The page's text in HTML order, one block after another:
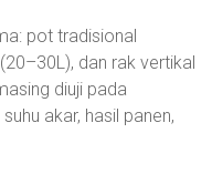
pot tradisional
dan rak vertikal
diuji pada
akar, hasil panen,